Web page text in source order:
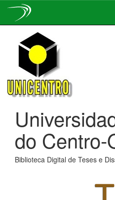
navigation
do Centro-
Biblioteca Digital de Teses e